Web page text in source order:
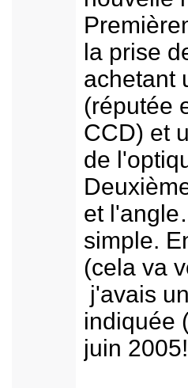
la prise
achetant
(réputée
CCD) et
de
et
simple.
(cela va
j'avais
indiquée
juin 2005!